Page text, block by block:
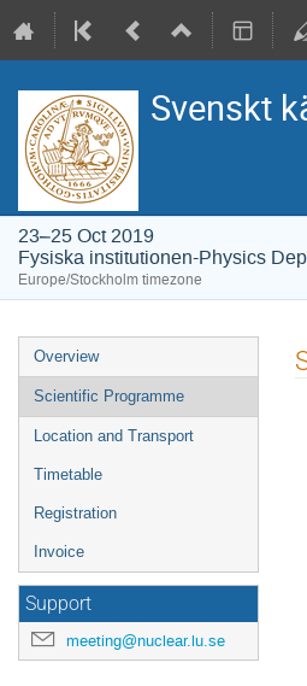
Svenskt
23–25 Oct 2019
Fysiska institutionen-Physics
Europe/Stockholm timezone
Event
menu
Overview
Scientific Programme
Location and Transport
Timetable
Registration
Invoice
Support
meeting@nuclear.lu.se